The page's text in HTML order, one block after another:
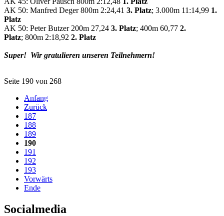
AK 50: Manfred Deger 800m 2:24,41 3. Platz; 3.000m 11:14,99 1.
Platz
AK 50: Peter Butzer 200m 27,24 3. Platz; 400m 60,77 2.
Platz; 800m 2:18,92 2. Platz
Super! Wir gratulieren unseren Teilnehmern!
Seite 190 von 268
Anfang
Zurück
187
188
189
190
191
192
193
Vorwärts
Ende
Socialmedia